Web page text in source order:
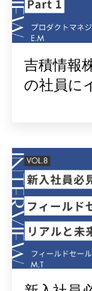
吉積情報
の社員に